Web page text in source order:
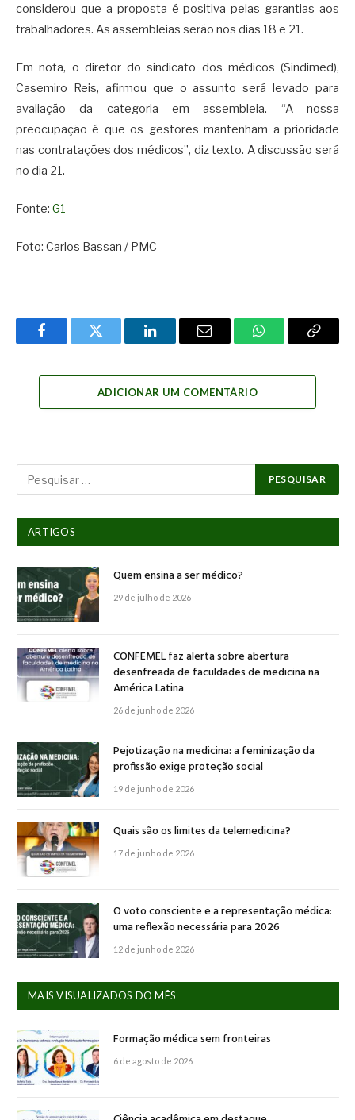
considerou que a proposta é positiva pelas garantias aos
trabalhadores. As assembleias serão nos dias 18 e 21.
Em nota, o diretor do sindicato dos médicos (Sindimed),
Casemiro Reis, afirmou que o assunto será levado para
avaliação da categoria em assembleia. “A nossa
preocupação é que os gestores mantenham a prioridade
nas contratações dos médicos”, diz texto. A discussão será
no dia 21.
Fonte: G1
Foto: Carlos Bassan / PMC
FacebookTwitter LinkedInEmail WhatsAppCopy
ADICIONAR UM COMENTÁRIO
ARTIGOS
Quem ensina a ser médico?
29 de julho de 2026
CONFEMEL faz alerta sobre abertura
desenfreada de faculdades de medicina na
América Latina
26 de junho de 2026
Pejotização na medicina: a feminização da
profissão exige proteção social
19 de junho de 2026
Quais são os limites da telemedicina?
17 de junho de 2026
O voto consciente e a representação médica:
uma reflexão necessária para 2026
12 de junho de 2026
MAIS VISUALIZADOS DO MÊS
Formação médica sem fronteiras
6 de agosto de 2026